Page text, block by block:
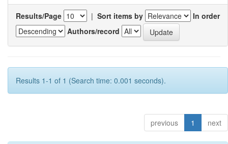
Results/Page | Sort items by
In order
Authors/record
Results 1-1 of 1 (Search time: 0.001 seconds).
previous 1 next